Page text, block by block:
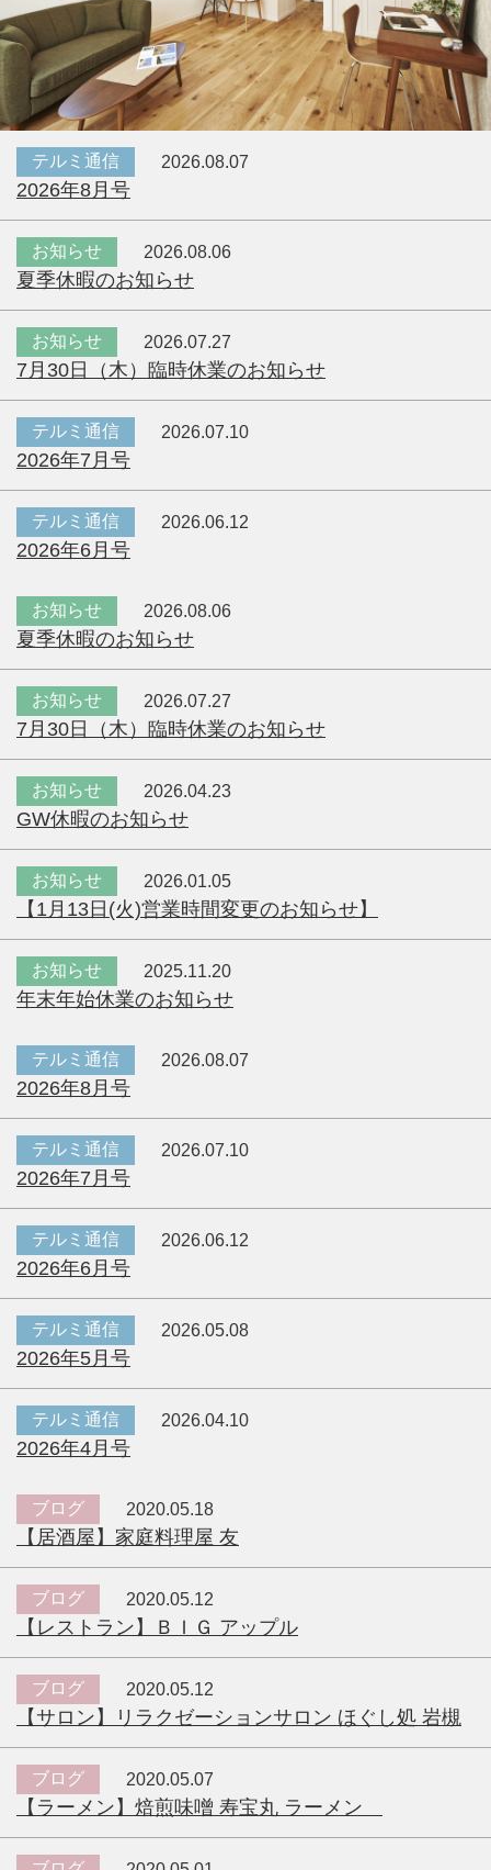
テルミ通信 2026.08.07
2026年8月号
お知らせ 2026.08.06
夏季休暇のお知らせ
お知らせ 2026.07.27
7月30日（木）臨時休業のお知らせ
テルミ通信 2026.07.10
2026年7月号
テルミ通信 2026.06.12
2026年6月号
お知らせ 2026.08.06
夏季休暇のお知らせ
お知らせ 2026.07.27
7月30日（木）臨時休業のお知らせ
お知らせ 2026.04.23
GW休暇のお知らせ
お知らせ 2026.01.05
【1月13日(火)営業時間変更のお知らせ】
お知らせ 2025.11.20
年末年始休業のお知らせ
テルミ通信 2026.08.07
2026年8月号
テルミ通信 2026.07.10
2026年7月号
テルミ通信 2026.06.12
2026年6月号
テルミ通信 2026.05.08
2026年5月号
テルミ通信 2026.04.10
2026年4月号
ブログ 2020.05.18
【居酒屋】家庭料理屋 友
ブログ 2020.05.12
【レストラン】ＢＩＧ アップル
ブログ 2020.05.12
【サロン】リラクゼーションサロン ほぐし処 岩槻
ブログ 2020.05.07
【ラーメン】焙煎味噌 寿宝丸 ラーメン